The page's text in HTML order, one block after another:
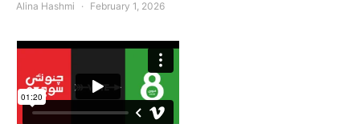
Alina Hashmi February 1, 2026